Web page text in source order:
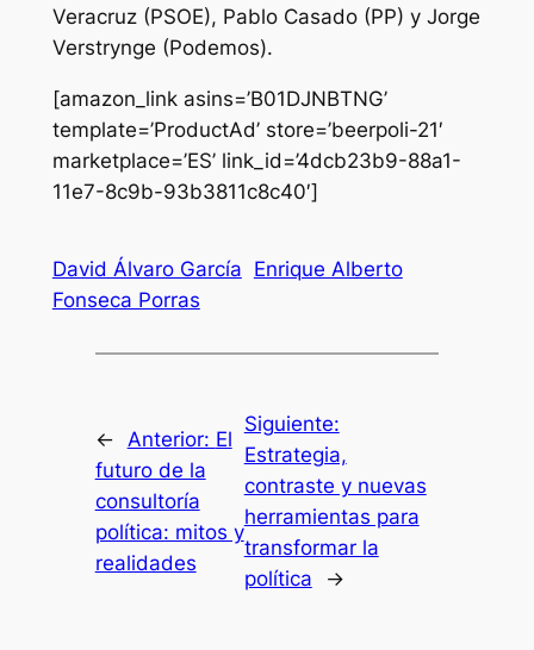
Veracruz (PSOE), Pablo Casado (PP) y Jorge
Verstrynge (Podemos).
[amazon_link asins=’B01DJNBTNG’
template=’ProductAd’ store=’beerpoli-21′
marketplace=’ES’ link_id=’4dcb23b9-88a1-
11e7-8c9b-93b3811c8c40′]
David Álvaro García Enrique Alberto
Fonseca Porras
← Anterior: El
futuro de la
consultoría
política: mitos y
realidades
Siguiente:
Estrategia,
contraste y nuevas
herramientas para
transformar la
política
→